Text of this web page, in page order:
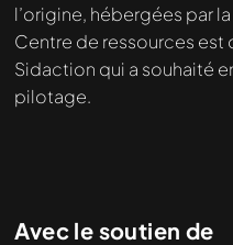
l’origine, hébergées par
Centre de ressources est
Sidaction qui a souhaité
pilotage.
Avec le soutien de